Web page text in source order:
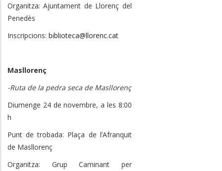
Organitza: Ajuntament de Llorenç del
Penedès
Inscripcions: biblioteca@llorenc.cat
Masllorenç
-Ruta de la pedra seca de Masllorenç
Diumenge 24 de novembre, a les 8:00
h
Punt de trobada: Plaça de l’Afranquit
de Masllorenç
Organitza: Grup Caminant per